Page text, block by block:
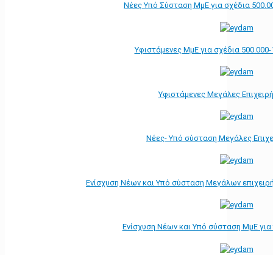
Νέες Υπό Σύσταση ΜμΕ για σχέδια
Υφιστάμενες ΜμΕ για σχέδια
Υφιστάμενες Μεγάλες
Νέες- Υπό σύσταση Μεγάλες
Ενίσχυση Νέων και Υπό σύσταση Μεγάλων
Ενίσχυση Νέων και Υπό σύσταση ΜμΕ